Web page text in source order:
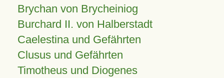
Brychan von Brycheiniog
Burchard II. von Halberstadt
Caelestina und Gefährten
Clusus und Gefährten
Timotheus und Diogenes